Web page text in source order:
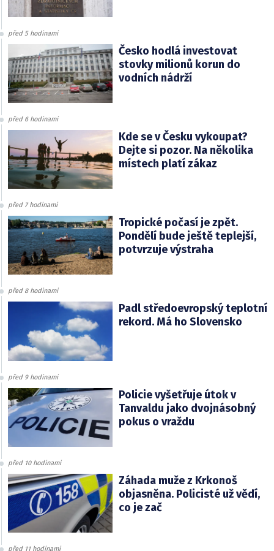
před 5 hodinami
Česko hodlá investovat
stovky milionů korun do
vodních nádrží
před 6 hodinami
Kde se v Česku vykoupat?
Dejte si pozor. Na několika
místech platí zákaz
před 7 hodinami
Tropické počasí je zpět.
Pondělí bude ještě teplejší,
potvrzuje výstraha
před 8 hodinami
Padl středoevropský teplotní
rekord. Má ho Slovensko
před 9 hodinami
Policie vyšetřuje útok v
Tanvaldu jako dvojnásobný
pokus o vraždu
před 10 hodinami
Záhada muže z Krkonoš
objasněna. Policisté už vědí,
co je zač
před 11 hodinami